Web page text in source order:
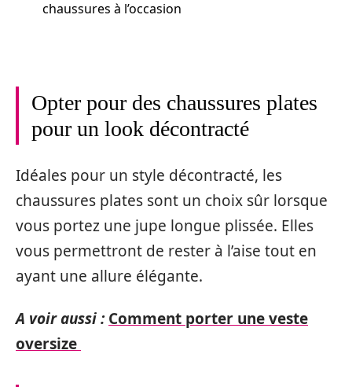
chaussures à l’occasion
Opter pour des chaussures plates
pour un look décontracté
Idéales pour un style décontracté, les
chaussures plates sont un choix sûr lorsque
vous portez une jupe longue plissée. Elles
vous permettront de rester à l’aise tout en
ayant une allure élégante.
A voir aussi : Comment porter une veste
oversize